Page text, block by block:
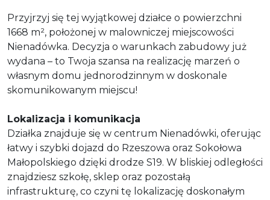
Przyjrzyj się tej wyjątkowej działce o powierzchni
1668 m², położonej w malowniczej miejscowości
Nienadówka. Decyzja o warunkach zabudowy już
wydana – to Twoja szansa na realizację marzeń o
własnym domu jednorodzinnym w doskonale
skomunikowanym miejscu!
Lokalizacja i komunikacja
Działka znajduje się w centrum Nienadówki, oferując
łatwy i szybki dojazd do Rzeszowa oraz Sokołowa
Małopolskiego dzięki drodze S19. W bliskiej odległości
znajdziesz szkołę, sklep oraz pozostałą
infrastrukturę, co czyni tę lokalizację doskonałym